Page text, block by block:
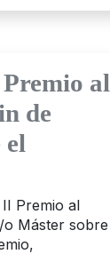
al
de
el
Premio al
o Máster sobre